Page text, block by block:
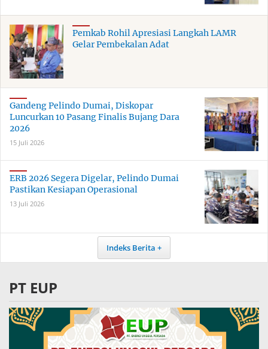
Pemkab Rohil Apresiasi Langkah LAMR
Gelar Pembekalan Adat
Gandeng Pelindo Dumai, Diskopar
Luncurkan 10 Pasang Finalis Bujang Dara
2026
15 Juli 2026
ERB 2026 Segera Digelar, Pelindo Dumai
Pastikan Kesiapan Operasional
13 Juli 2026
Indeks Berita
PT EUP